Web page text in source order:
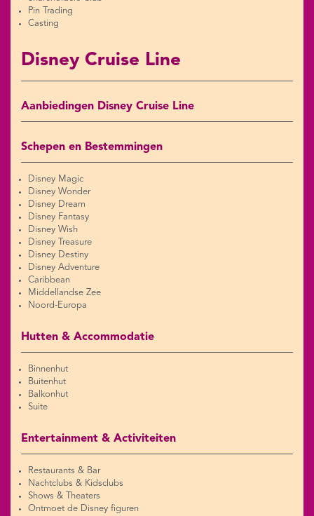
Pin Trading
Casting
Disney Cruise Line
Aanbiedingen Disney Cruise Line
Schepen en Bestemmingen
Disney Magic
Disney Wonder
Disney Dream
Disney Fantasy
Disney Wish
Disney Treasure
Disney Destiny
Disney Adventure
Caribbean
Middellandse Zee
Noord-Europa
Hutten & Accommodatie
Binnenhut
Buitenhut
Balkonhut
Suite
Entertainment & Activiteiten
Restaurants & Bar
Nachtclubs & Kidsclubs
Shows & Theaters
Ontmoet de Disney figuren